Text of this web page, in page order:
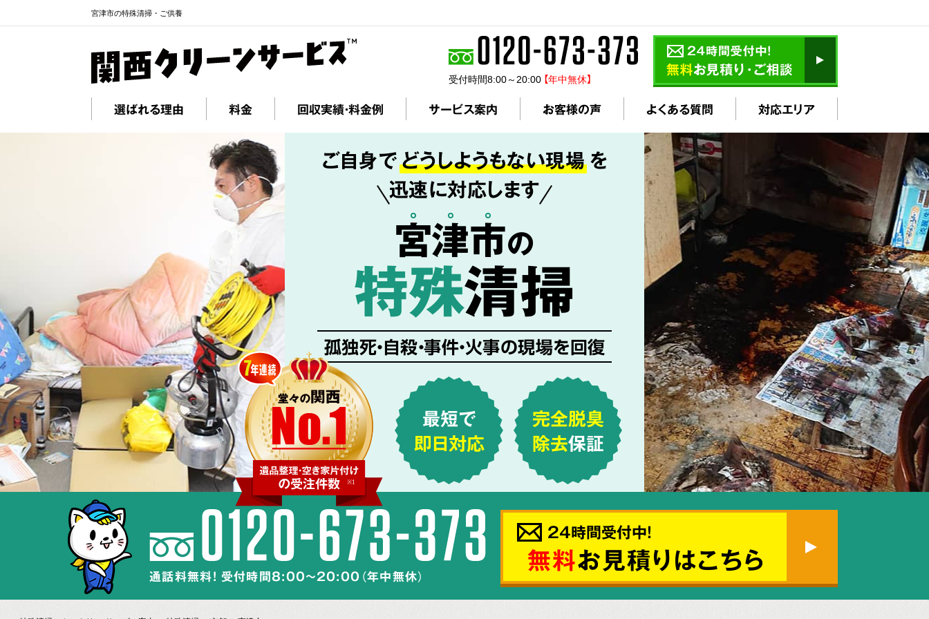
宮津市の特殊清掃・ご供養
受付時間8:00～20:00 【年中無休】
選ばれる理由 料金 回収実績・料金例 サービス案内 お客様の声 よくある質問 対応エリア
ご自身でどうしようもない現場を
迅速に対応します
宮津市の
特殊清掃
孤独死・自殺・事件・火事の現場を回復
最短で
即日対応
完全脱臭
除去保証
通話料無料! 受付時間8:00～20:00（年中無休）
24時間受付中!
無料お見積りはこちら